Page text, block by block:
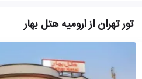
تور تهران از ارومیه هتل بهار